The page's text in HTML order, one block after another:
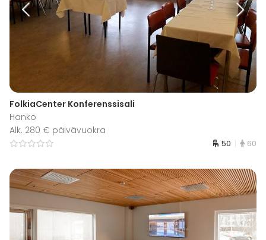
FolkiaCenter Konferenssisali
Hanko
Alk. 280 € päivävuokra
50 60